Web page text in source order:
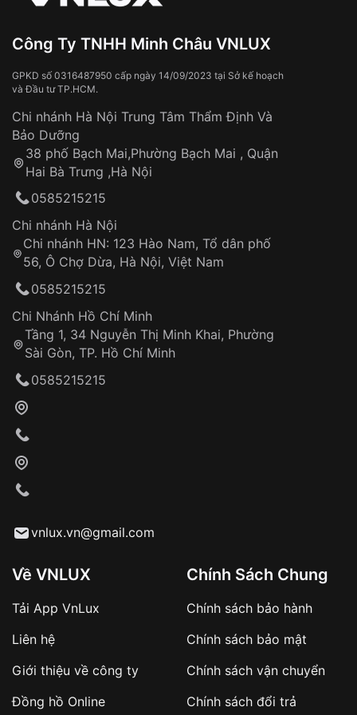
Thời gian vận chuyển trung bình: 3 – 5 ngày
làm việc
Áp dụng cho tất cả tỉnh thành trên toàn quốc
Thời gian tính từ khi xác nhận đơn hàng thành
công
Hotline: 0585 215 215
Từ khóa SEO:
Khách hàng kiểm tra và thanh toán trực tiếp
Từ khóa SEO:
sản phẩm đặc biệt
hàng
Số tiền còn lại thanh toán khi nhận hàng hoặc
Đồng hồ bị hư hỏng do:
Tai nạn hoặc tác động từ bên ngoài
Hao mòn tự nhiên theo thời gian:
Dây đeo
Sản phẩm đã bị:
Tự ý sửa chữa
thống VNLUX
Đảm bảo quyền lợi khách hàng
Đồng hành cùng khách hàng trong suốt quá
trình sử dụng
Công Ty TNHH Minh Châu VNLUX
GPKD số 0316487950 cấp ngày 14/09/2023 tại Sở kế hoạch
và Đầu tư TP.HCM.
Chi nhánh Hà Nội Trung Tâm Thẩm Định Và
Bảo Dưỡng
38 phố Bạch Mai,Phường Bạch Mai , Quận
Hai Bà Trưng ,Hà Nội
0585215215
Chi nhánh Hà Nội
Chi nhánh HN: 123 Hào Nam, Tổ dân phố
56, Ô Chợ Dừa, Hà Nội, Việt Nam
0585215215
Chi Nhánh Hồ Chí Minh
Tầng 1, 34 Nguyễn Thị Minh Khai, Phường
Sài Gòn, TP. Hồ Chí Minh
0585215215
vnlux.vn@gmail.com
Về VNLUX
Tải App VnLux
Liên hệ
Giới thiệu về công ty
Đồng hồ Online
Chính Sách Chung
Chính sách bảo hành
Chính sách bảo mật
Chính sách vận chuyển
Chính sách đổi trả